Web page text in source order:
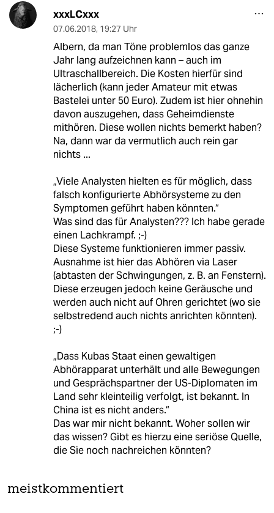
xxxLCxxx
07.06.2018, 19:27 Uhr
Albern, da man Töne problemlos das ganze
Jahr lang aufzeichnen kann – auch im
Ultraschallbereich. Die Kosten hierfür sind
lächerlich (kann jeder Amateur mit etwas
Bastelei unter 50 Euro). Zudem ist hier ohnehin
davon auszugehen, dass Geheimdienste
mithören. Diese wollen nichts bemerkt haben?
Na, dann war da vermutlich auch rein gar
nichts ...
„Viele Analysten hielten es für möglich, dass
falsch konfigurierte Abhörsysteme zu den
Symptomen geführt haben könnten.“
Was sind das für Analysten??? Ich habe gerade
einen Lachkrampf. ;-)
Diese Systeme funktionieren immer passiv.
Ausnahme ist hier das Abhören via Laser
(abtasten der Schwingungen, z. B. an Fenstern).
Diese erzeugen jedoch keine Geräusche und
werden auch nicht auf Ohren gerichtet (wo sie
selbstredend auch nichts anrichten könnten).
;-)
„Dass Kubas Staat einen gewaltigen
Abhörapparat unterhält und alle Bewegungen
und Gesprächspartner der US-Diplomaten im
Land sehr kleinteilig verfolgt, ist bekannt. In
China ist es nicht anders.“
Das war mir nicht bekannt. Woher sollen wir
das wissen? Gibt es hierzu eine seriöse Quelle,
die Sie noch nachreichen könnten?
meistkommentiert